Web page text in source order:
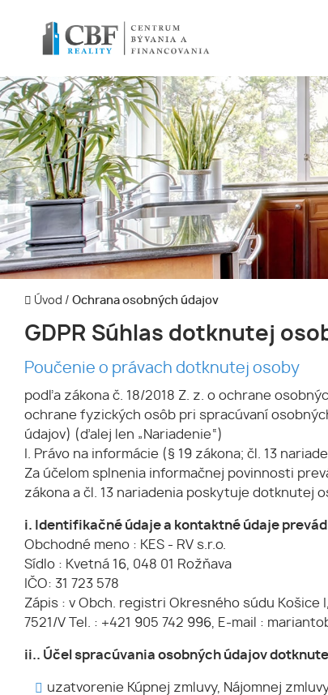
Úvod / Ochrana osobných údajov
GDPR Súhlas dotknutej
Poučenie o právach dotknutej osoby
podľa zákona č. 18/2018 Z. z. o ochrane
ochrane fyzických osôb pri spracúvaní
údajov) (ďalej len „Nariadenie“)
I. Právo na informácie (§ 19 zákona; čl. 13
Za účelom splnenia informačnej povinnosti
zákona a čl. 13 nariadenia poskytuje dotknutej
i. Identifikačné údaje a kontaktné údaje
Obchodné meno : KES - RV s.r.o.
Sídlo : Kvetná 16, 048 01 Rožňava
IČO: 31 723 578
Zápis : v Obch. registri Okresného súdu Košice
7521/V Tel. : +421 905 742 996, E-mail :
ii.. Účel spracúvania osobných údajov
uzatvorenie Kúpnej zmluvy, Nájomnej